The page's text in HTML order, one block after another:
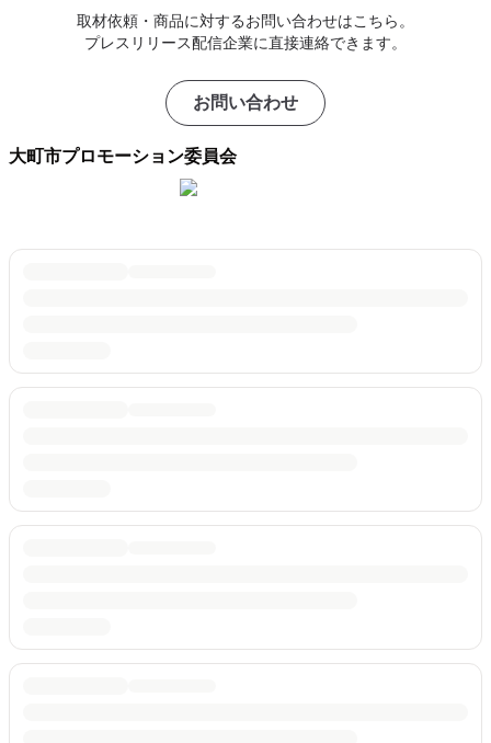
取材依頼・商品に対するお問い合わせはこちら。
プレスリリース配信企業に直接連絡できます。
お問い合わせ
大町市プロモーション委員会